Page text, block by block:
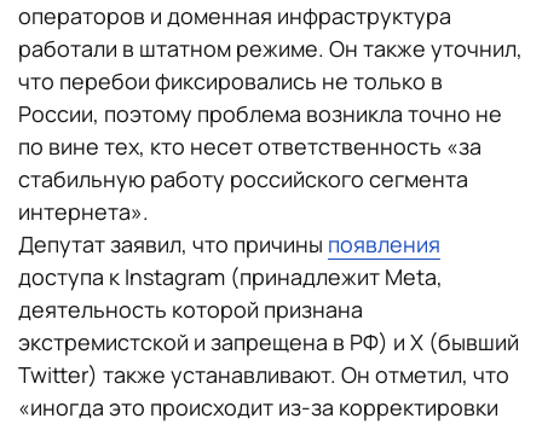
операторов и доменная инфраструктура
работали в штатном режиме. Он также уточнил,
что перебои фиксировались не только в
России, поэтому проблема возникла точно не
по вине тех, кто несет ответственность «за
стабильную работу российского сегмента
интернета».
Депутат заявил, что причины появления
доступа к Instagram (принадлежит Meta,
деятельность которой признана
экстремистской и запрещена в РФ) и X (бывший
Twitter) также устанавливают. Он отметил, что
«иногда это происходит из-за корректировки